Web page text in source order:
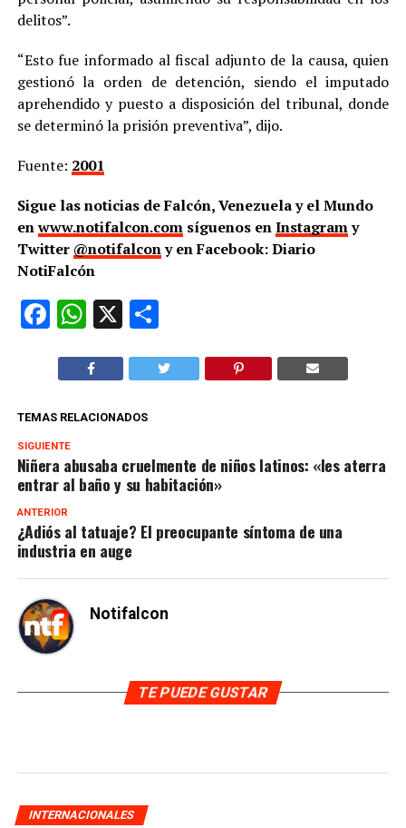
delitos”.
“Esto fue informado al fiscal adjunto de la causa, quien
gestionó la orden de detención, siendo el imputado
aprehendido y puesto a disposición del tribunal, donde
se determinó la prisión preventiva”, dijo.
Fuente: 2001
Sigue las noticias de Falcón, Venezuela y el Mundo
enwww.notifalcon.comsíguenos enInstagramy
Twitter @notifalcony en Facebook: Diario
NotiFalcón
Facebook
WhatsApp
X Compartir
TEMAS RELACIONADOS
SIGUIENTE
Niñera abusaba cruelmente de niños latinos: «les aterra
entrar al baño y su habitación»
ANTERIOR
¿Adiós al tatuaje? El preocupante síntoma de una
industria en auge
Notifalcon
TE PUEDE GUSTAR
INTERNACIONALES